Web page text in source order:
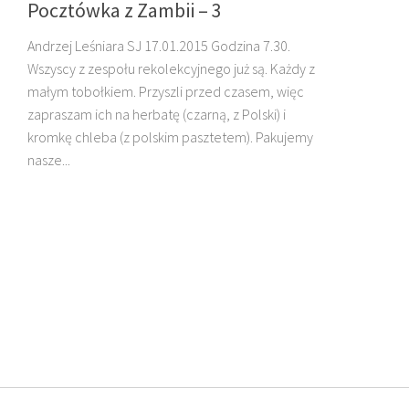
Pocztówka z Zambii – 3
Andrzej Leśniara SJ 17.01.2015 Godzina 7.30.
Wszyscy z zespołu rekolekcyjnego już są. Każdy z
małym tobołkiem. Przyszli przed czasem, więc
zapraszam ich na herbatę (czarną, z Polski) i
kromkę chleba (z polskim pasztetem). Pakujemy
nasze...
O. HENRYK
DZIADOSZ SJ
O. GERARD KARAS SJ